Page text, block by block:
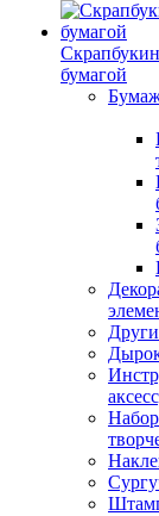
бумагой